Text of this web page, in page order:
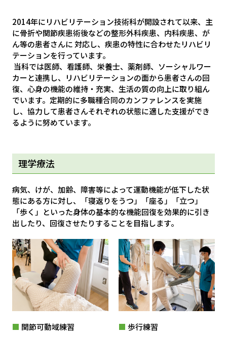
2014年にリハビリテーション技術科が開設されて以来、主
に骨折や関節疾患術後などの整形外科疾患、内科疾患、が
ん等の患者さんに 対応し、疾患の特性に合わせたリハビリ
テーションを行っています。
当科では医師、看護師、栄養士、薬剤師、ソーシャルワー
カーと連携し、リハビリテーションの面から患者さんの回
復、心身の機能の維持・充実、生活の質の向上に取り組ん
でいます。定期的に多職種合同のカンファレンスを実施
し、協力して患者さんそれぞれの状態に適した支援ができ
るように努めています。
理学療法
病気、けが、加齢、障害等によって運動機能が低下した状
態にある方に対し、「寝返りをうつ」「座る」「立つ」
「歩く」といった身体の基本的な機能回復を効果的に引き
出したり、回復させたりすることを目指します。
■ 関節可動域練習 ■ 歩行練習